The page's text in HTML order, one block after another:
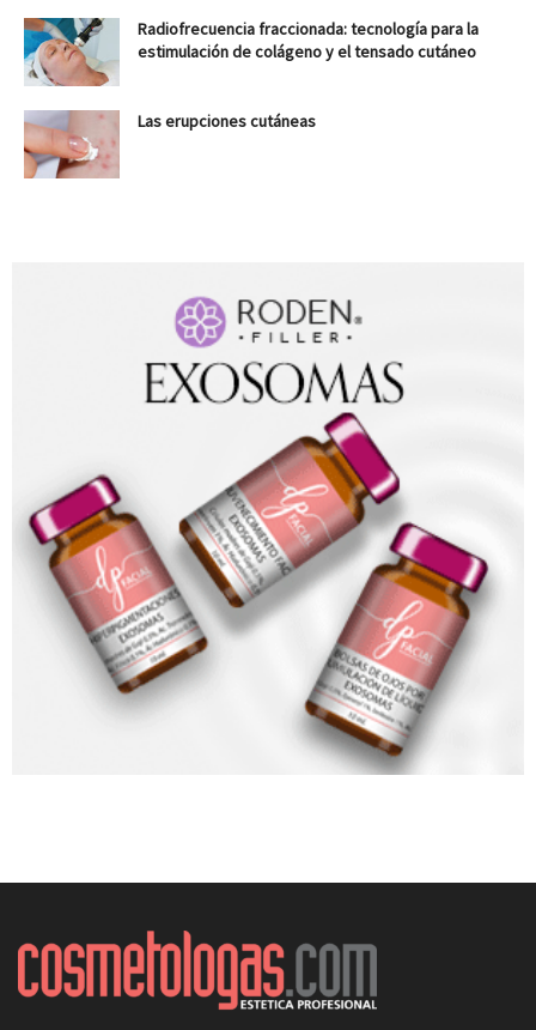
Radiofrecuencia fraccionada: tecnología para la
estimulación de colágeno y el tensado cutáneo
Las erupciones cutáneas